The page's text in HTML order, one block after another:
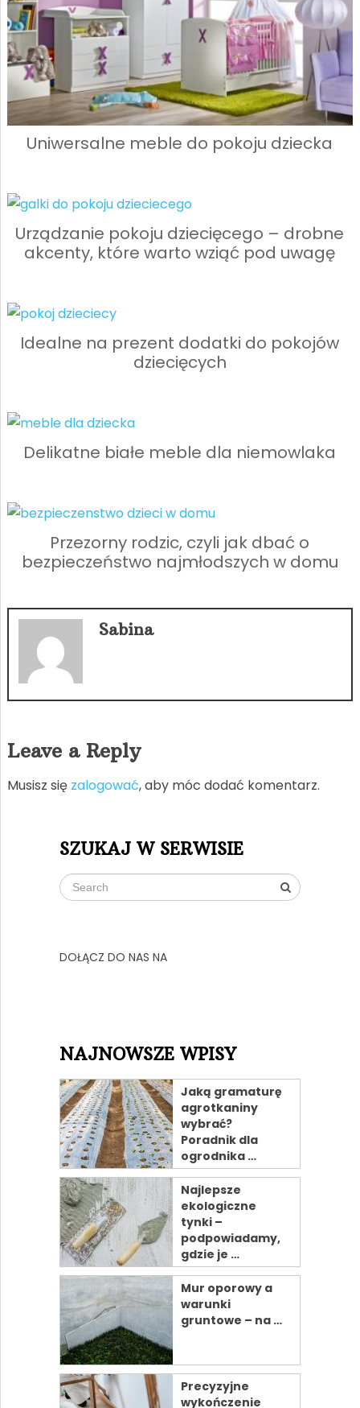
Uniwersalne meble do pokoju dziecka
Urządzanie pokoju dziecięcego – drobne
akcenty, które warto wziąć pod uwagę
Idealne na prezent dodatki do pokojów
dziecięcych
Delikatne białe meble dla niemowlaka
Przezorny rodzic, czyli jak dbać o
bezpieczeństwo najmłodszych w domu
Sabina
Leave a Reply
Musisz się zalogować, aby móc dodać komentarz.
SZUKAJ W SERWISIE
DOŁĄCZ DO NAS NA
NAJNOWSZE WPISY
Jaką gramaturę
agrotkaniny
wybrać?
Poradnik dla
ogrodnika …
Najlepsze
ekologiczne
tynki –
podpowiadamy,
gdzie je …
Mur oporowy a
warunki
gruntowe – na …
Precyzyjne
wykończenie